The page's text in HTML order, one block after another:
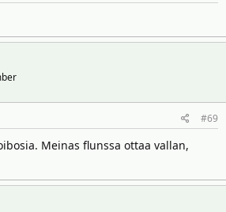
#69
Meinas flunssa ottaa vallan,